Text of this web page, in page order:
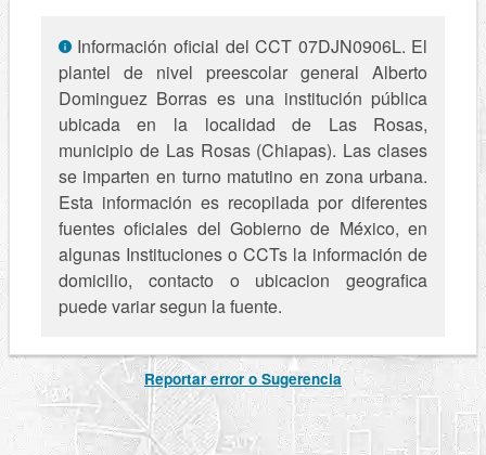
Información oficial del CCT 07DJN0906L. El
plantel de nivel preescolar general Alberto
Dominguez Borras es una institución pública
ubicada en la localidad de Las Rosas,
municipio de Las Rosas (Chiapas). Las clases
se imparten en turno matutino en zona urbana.
Esta información es recopilada por diferentes
fuentes oficiales del Gobierno de México, en
algunas Instituciones o CCTs la información de
domicilio, contacto o ubicacion geografica
puede variar segun la fuente.
Reportar error o Sugerencia